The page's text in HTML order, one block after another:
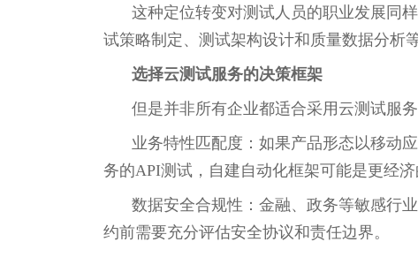
这种定位转变对测试人员的职业发展同
试策略制定、测试架构设计和质量数据分析
选择云测试服务的决策框架
但是并非所有企业都适合采用云测试服
业务特性匹配度：如果产品形态以移动
务的API测试，自建自动化框架可能是更经济
数据安全合规性：金融、政务等敏感行
约前需要充分评估安全协议和责任边界。